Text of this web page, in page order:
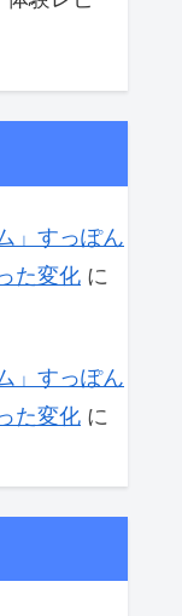
」すっぽん
た変化 に
」すっぽん
た変化 に